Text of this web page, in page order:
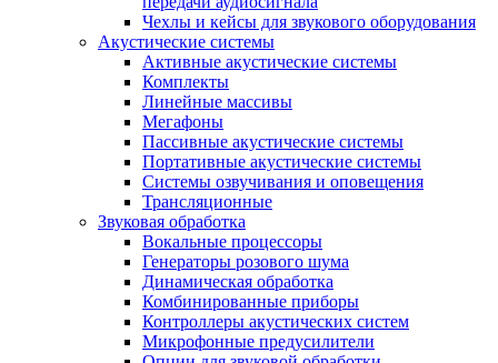
Чехлы и кейсы для звукового оборудования
Акустические системы
Активные акустические системы
Комплекты
Линейные массивы
Мегафоны
Пассивные акустические системы
Портативные акустические системы
Системы озвучивания и оповещения
Трансляционные
Звуковая обработка
Вокальные процессоры
Генераторы розового шума
Динамическая обработка
Комбинированные приборы
Контроллеры акустических систем
Микрофонные предусилители